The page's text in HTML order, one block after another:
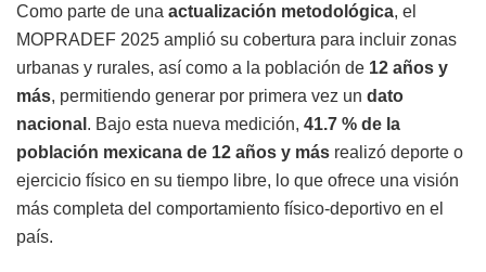
Como parte de una actualización metodológica, el
MOPRADEF 2025 amplió su cobertura para incluir zonas
urbanas y rurales, así como a la población de 12 años y
más, permitiendo generar por primera vez un dato
nacional . Bajo esta nueva medición, 41.7 % de la
población mexicana de 12 años y más realizó deporte o
ejercicio físico en su tiempo libre, lo que ofrece una visión
más completa del comportamiento físico-deportivo en el
país.